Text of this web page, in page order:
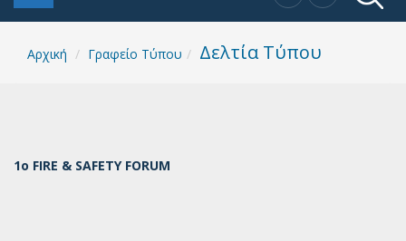
Αρχική Γραφείο Τύπου Δελτία Τύπου
1o FIRE & SAFETY FORUM